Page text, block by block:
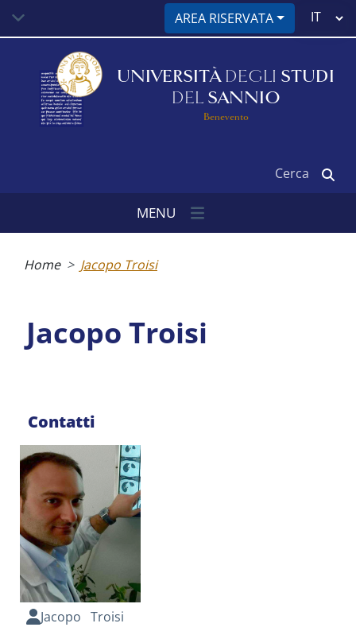
contenuto
AREA RISERVATA
Select
UNIVERSITÀ DEGLI STUDI
DEL SANNIO
Benevento
MENU
Home Jacopo Troisi
Jacopo Troisi
Contatti
Jacopo Troisi